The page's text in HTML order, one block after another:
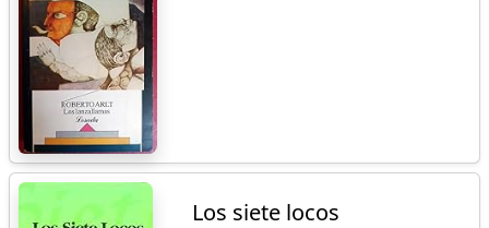
Los siete locos